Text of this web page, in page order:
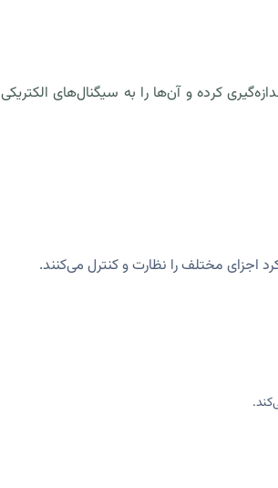
کرده و آن‌ها را به سیگنال‌های الکتریکی
اجزای مختلف را نظارت و کنترل می‌کنند.